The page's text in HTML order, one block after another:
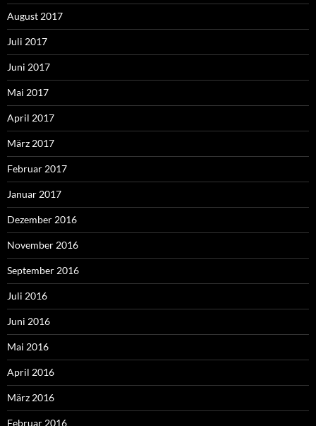
August 2017
Juli 2017
Juni 2017
Mai 2017
April 2017
März 2017
Februar 2017
Januar 2017
Dezember 2016
November 2016
September 2016
Juli 2016
Juni 2016
Mai 2016
April 2016
März 2016
Februar 2016